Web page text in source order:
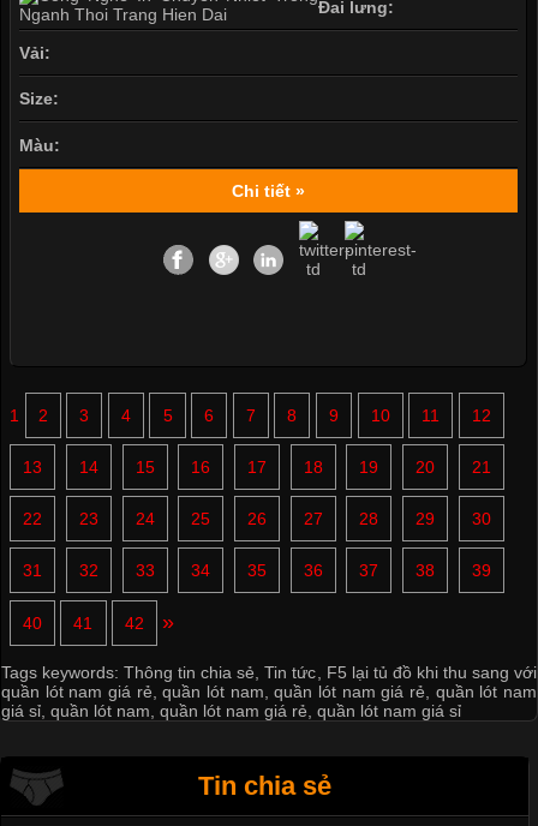
Đai lưng:
Vải:
Size:
Màu:
Chi tiết »
1 2 3 4 5 6 7 8 9 10 11 12
13 14 15 16 17 18 19 20 21
22 23 24 25 26 27 28 29 30
31 32 33 34 35 36 37 38 39
40 41 42 »
Tags keywords:Thông tin chia sẻ,Tin tức, F5 lại tủ đồ khi thu sang với
quần lót nam giá rẻ,quần lót nam,quần lót nam giá rẻ, quần lót nam
giá sỉ, quần lót nam, quần lót nam giá rẻ, quần lót nam giá sỉ
Tin chia sẻ